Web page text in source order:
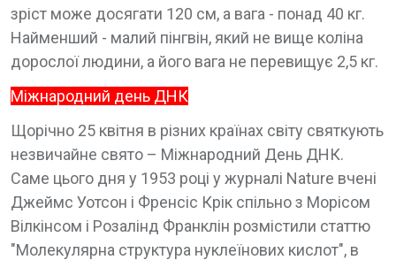
зріст може досягати 120 см, а вага - понад 40 кг.
Найменший - малий пінгвін, який не вище коліна
дорослої людини, а його вага не перевищує 2,5 кг.
Міжнародний день ДНК
Щорічно 25 квітня в різних країнах світу святкують
незвичайне свято – Міжнародний День ДНК.
Саме цього дня у 1953 році у журналі Nature вчені
Джеймс Уотсон і Френсіс Крік спільно з Морісом
Вілкінсом і Розалінд Франклін розмістили статтю
"Молекулярна структура нуклеїнових кислот", в